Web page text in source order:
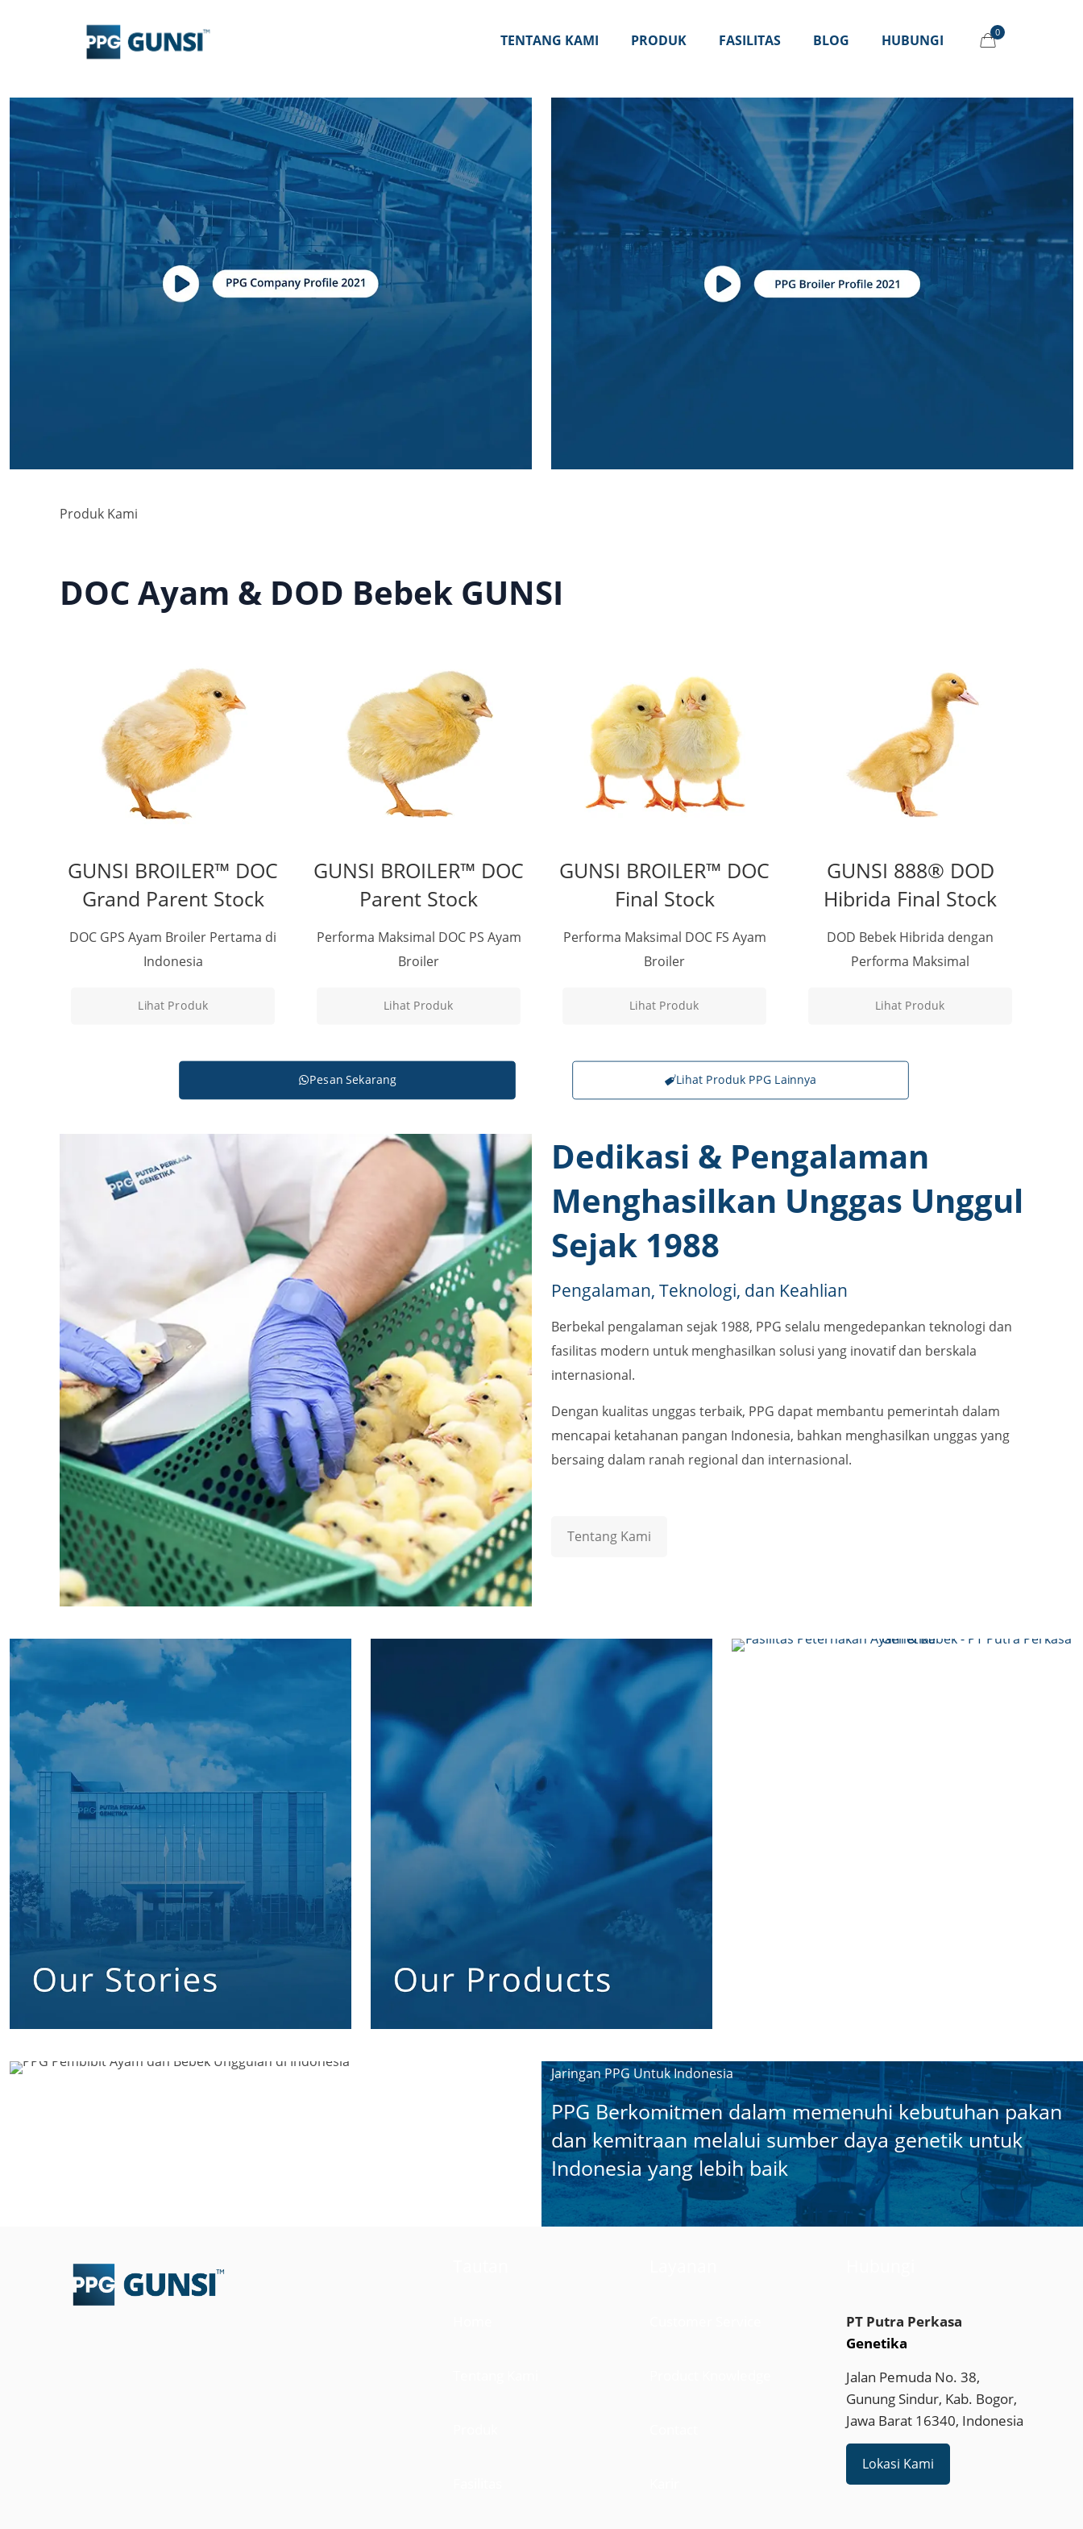
TENTANG KAMI PRODUK FASILITAS BLOG HUBUNGI 0
Produk Kami
DOC Ayam & DOD Bebek GUNSI
GUNSI BROILER™ DOC
Grand Parent Stock
DOC GPS Ayam Broiler Pertama di
Indonesia
Lihat Produk
GUNSI BROILER™ DOC
Parent Stock
Performa Maksimal DOC PS Ayam
Broiler
Lihat Produk
GUNSI BROILER™ DOC
Final Stock
Performa Maksimal DOC FS Ayam
Broiler
Lihat Produk
GUNSI 888® DOD
Hibrida Final Stock
DOD Bebek Hibrida dengan
Performa Maksimal
Lihat Produk
Pesan Sekarang Lihat Produk PPG Lainnya
Dedikasi & Pengalaman
Menghasilkan Unggas Unggul
Sejak 1988
Pengalaman, Teknologi, dan Keahlian
Berbekal pengalaman sejak 1988, PPG selalu mengedepankan teknologi dan
fasilitas modern untuk menghasilkan solusi yang inovatif dan berskala
internasional.
Dengan kualitas unggas terbaik, PPG dapat membantu pemerintah dalam
mencapai ketahanan pangan Indonesia, bahkan menghasilkan unggas yang
bersaing dalam ranah regional dan internasional.
Tentang Kami
Jaringan PPG Untuk Indonesia
PPG Berkomitmen dalam memenuhi kebutuhan pakan
dan kemitraan melalui sumber daya genetik untuk
Indonesia yang lebih baik
PT Putra Perkasa
Genetika
Jalan Pemuda No. 38,
Gunung Sindur, Kab. Bogor,
Jawa Barat 16340, Indonesia
Lokasi Kami